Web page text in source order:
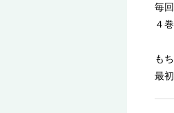
毎
４
も
最